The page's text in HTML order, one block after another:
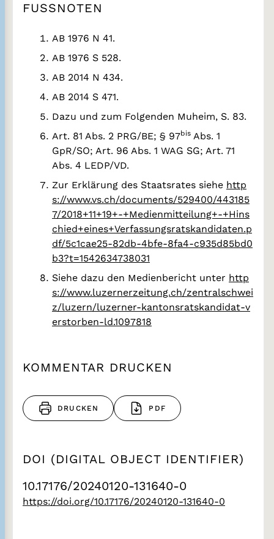
FUSSNOTEN
AB 1976 N 41.
AB 1976 S 528.
AB 2014 N 434.
AB 2014 S 471.
Dazu und zum Folgenden Muheim, S. 83.
Art. 81 Abs. 2 PRG/BE; § 97bis Abs. 1
GpR/SO; Art. 96 Abs. 1 WAG SG; Art. 71
Abs. 4 LEDP/VD.
Zur Erklärung des Staatsrates siehe http
s://www.vs.ch/documents/529400/443185
7/2018+11+19+-+Medienmitteilung+-+Hins
chied+eines+Verfassungsratskandidaten.p
df/5c1cae25-82db-4bfe-8fa4-c935d85bd0
b3?t=1542634738031
Siehe dazu den Medienbericht unter http
s://www.luzernerzeitung.ch/zentralschwei
z/luzern/luzerner-kantonsratskandidat-v
erstorben-ld.1097818
KOMMENTAR DRUCKEN
DRUCKEN PDF
DOI (DIGITAL OBJECT IDENTIFIER)
10.17176/20240120-131640-0
https://doi.org/10.17176/20240120-131640-0